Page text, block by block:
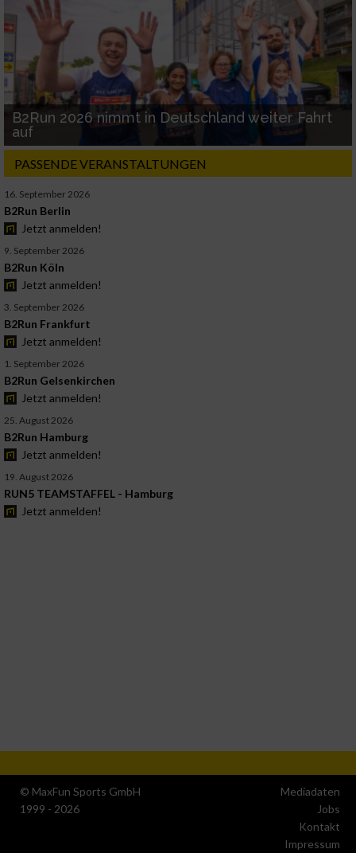
B2Run 2026 nimmt in Deutschland weiter Fahrt
auf
PASSENDE VERANSTALTUNGEN
16. September 2026
B2Run Berlin
Jetzt anmelden!
9. September 2026
B2Run Köln
Jetzt anmelden!
3. September 2026
B2Run Frankfurt
Jetzt anmelden!
1. September 2026
B2Run Gelsenkirchen
Jetzt anmelden!
25. August 2026
B2Run Hamburg
Jetzt anmelden!
19. August 2026
RUN5 TEAMSTAFFEL - Hamburg
Jetzt anmelden!
© MaxFun Sports GmbH
1999 - 2026
Mediadaten
Jobs
Kontakt
Impressum